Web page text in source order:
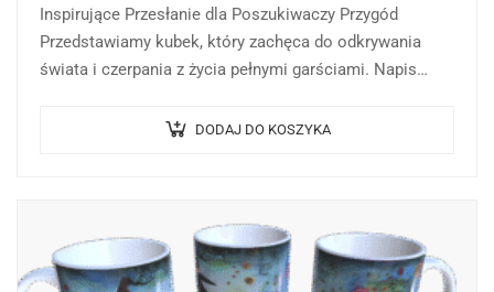
Inspirujące Przesłanie dla Poszukiwaczy Przygód
Przedstawiamy kubek, który zachęca do odkrywania
świata i czerpania z życia pełnymi garściami. Napis
DODAJ DO KOSZYKA